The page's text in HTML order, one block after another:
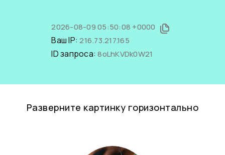
2026-08-09 05:50:08 +0000
Ваш IP:216.73.217.165
ID запроса:8oLhKVDk0W21
Разверните картинку горизонтально